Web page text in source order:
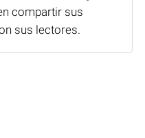
compartir sus
sus lectores.